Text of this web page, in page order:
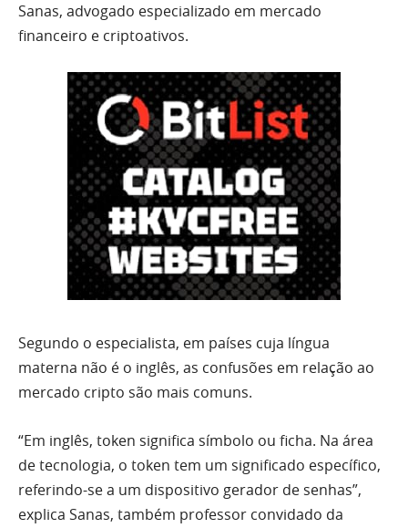
Sanas, advogado especializado em mercado
financeiro e criptoativos.
Segundo o especialista, em países cuja língua
materna não é o inglês, as confusões em relação ao
mercado cripto são mais comuns.
“Em inglês, token significa símbolo ou ficha. Na área
de tecnologia, o token tem um significado específico,
referindo-se a um dispositivo gerador de senhas”,
explica Sanas, também professor convidado da